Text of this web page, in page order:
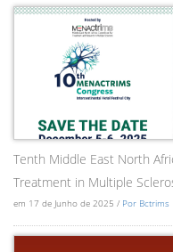
Tenth Middle East North
Treatment in Multiple
em 17 de Junho de 2025 / Por Bctrims